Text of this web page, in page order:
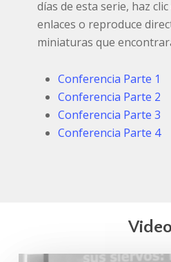
días de esta serie, haz
enlaces o reproduce
miniaturas que
Conferencia Parte 1
Conferencia Parte 2
Conferencia Parte 3
Conferencia Parte 4
Play Video